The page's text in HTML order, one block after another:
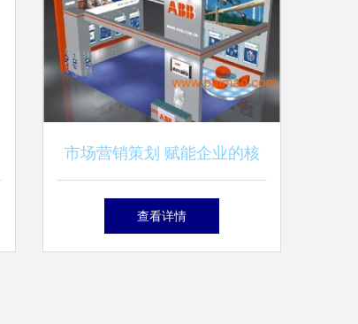
市场营销策划 赋能企业的核
心引擎
查看详情